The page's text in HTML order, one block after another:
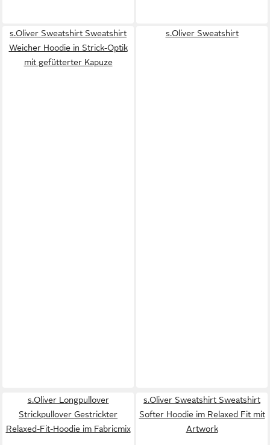
s.Oliver Sweatshirt Sweatshirt
Weicher Hoodie in Strick-Optik
mit gefütterter Kapuze
s.Oliver Sweatshirt
s.Oliver Longpullover
Strickpullover Gestrickter
Relaxed-Fit-Hoodie im Fabricmix
s.Oliver Sweatshirt Sweatshirt
Softer Hoodie im Relaxed Fit mit
Artwork